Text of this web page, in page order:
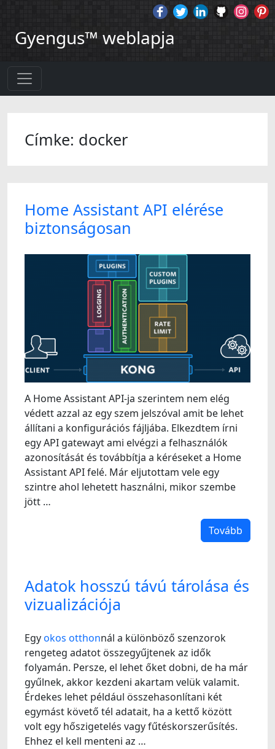
Gyengus™ weblapja
Címke: docker
Home Assistant API elérése
biztonságosan
A Home Assistant API-ja szerintem nem elég
védett azzal az egy szem jelszóval amit be lehet
állítani a konfigurációs fájljába. Elkezdtem írni
egy API gatewayt ami elvégzi a felhasználók
azonosítását és továbbítja a kéréseket a Home
Assistant API felé. Már eljutottam vele egy
szintre ahol lehetett használni, mikor szembe
jött …
Tovább
Adatok hosszú távú tárolása és
vizualizációja
Egyokos otthonnál a különböző szenzorok
rengeteg adatot összegyűjtenek az idők
folyamán. Persze, el lehet őket dobni, de ha már
gyűlnek, akkor kezdeni akartam velük valamit.
Érdekes lehet például összehasonlítani két
egymást követő tél adatait, ha a kettő között
volt egy hőszigetelés vagy fűtéskorszerűsítés.
Ehhez el kell menteni az …